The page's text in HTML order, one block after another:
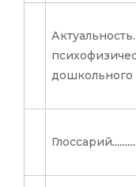
Глоссарий